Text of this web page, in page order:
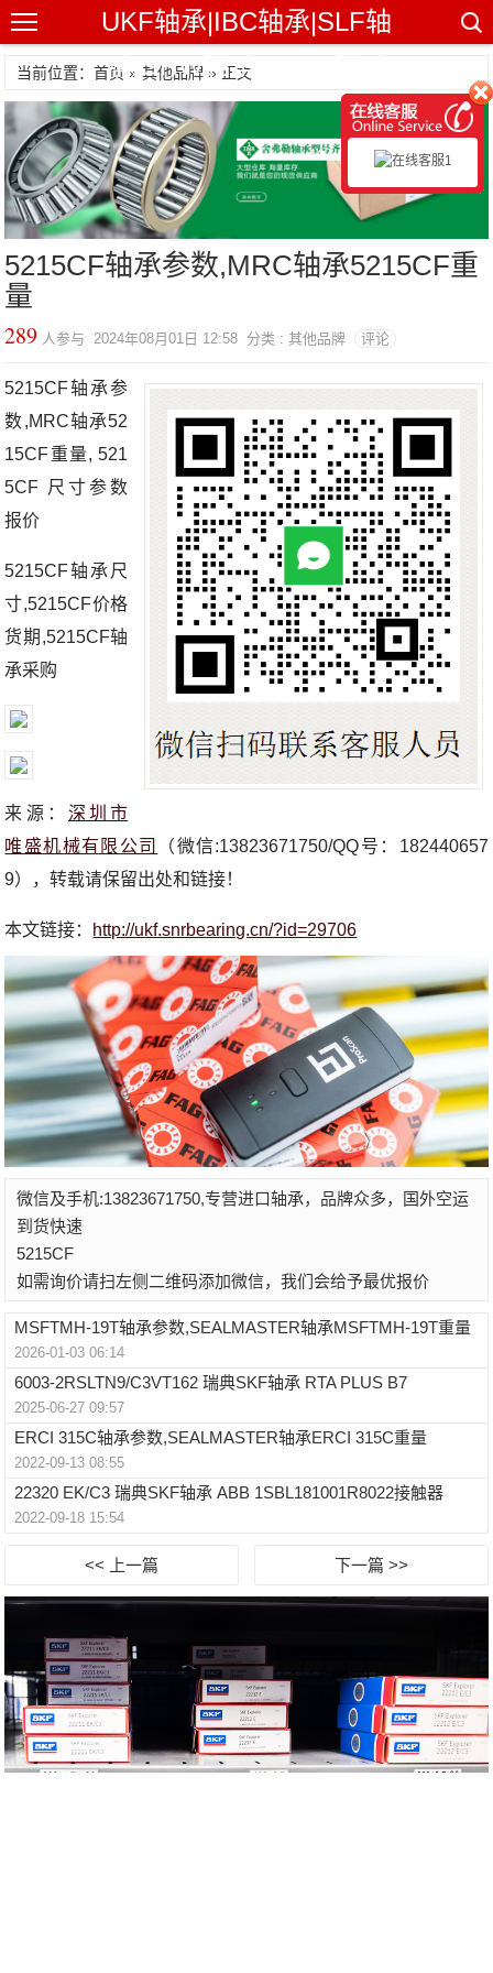
UKF轴承|IBC轴承|SLF轴
承|GRW轴承|NHBB轴承
当前位置：首页 »其他品牌 » 正文
5215CF轴承参数,MRC轴承5215CF重
量
289 人参与 2024年08月01日 12:58 分类 : 其他品牌 评论
5215CF轴承参
数,MRC轴承52
15CF重量, 521
5CF 尺寸参数
报价
5215CF轴承尺
寸,5215CF价格
货期,5215CF轴
承采购
来源： 深圳市
唯盛机械有限公司
（微信:13823671750/QQ号：182440657
9），转载请保留出处和链接！
本文链接： http://ukf.snrbearing.cn/?id=29706
微信及手机:13823671750,专营进口轴承，品牌众多，国外空运
到货快速
5215CF
如需询价请扫左侧二维码添加微信，我们会给予最优报价
MSFTMH-19T轴承参数,SEALMASTER轴承MSFTMH-19T重量
2026-01-03 06:14
6003-2RSLTN9/C3VT162 瑞典SKF轴承 RTA PLUS B7
2025-06-27 09:57
ERCI 315C轴承参数,SEALMASTER轴承ERCI 315C重量
2022-09-13 08:55
22320 EK/C3 瑞典SKF轴承 ABB 1SBL181001R8022接触器
2022-09-18 15:54
<< 上一篇 下一篇 >>